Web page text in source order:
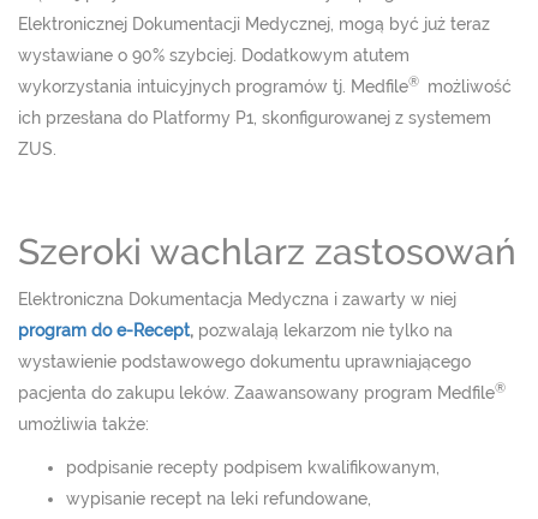
Elektronicznej Dokumentacji Medycznej, mogą być już teraz
wystawiane o 90% szybciej. Dodatkowym atutem
wykorzystania intuicyjnych programów tj. Medfile®
możliwość
ich przesłana do Platformy P1, skonfigurowanej z systemem
ZUS.
Szeroki wachlarz zastosowań
Elektroniczna Dokumentacja Medyczna i zawarty w niej
program do e-Recept, pozwalają lekarzom nie tylko na
wystawienie podstawowego dokumentu uprawniającego
pacjenta do zakupu leków. Zaawansowany program Medfile®
umożliwia także:
podpisanie recepty podpisem kwalifikowanym,
wypisanie recept na leki refundowane,